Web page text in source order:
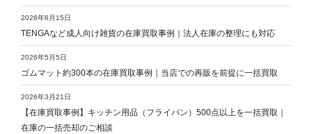
TENGAなど成人向け雑貨の在庫買取事例｜法人在庫の整理にも対応
2026年6月15日
ゴムマット約300本の在庫買取事例｜当店での再販を前提に一括買取
2026年5月5日
【在庫買取事例】キッチン用品（フライパン）500点以上を一括買取｜
在庫の一括売却のご相談
2026年3月21日